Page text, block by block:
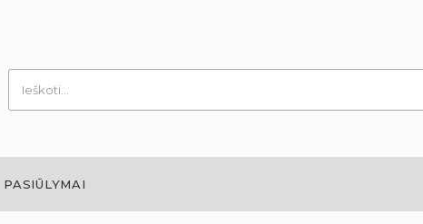
PASIŪLYMAI